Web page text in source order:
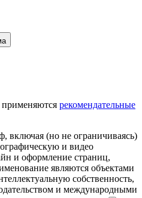
рекомендательные
включая (но не ограничиваясь)
и видео
и оформление страниц,
являются объектами
собственность,
и международными